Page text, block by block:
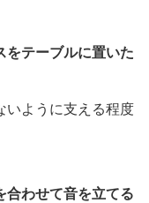
をテーブルに置いた
いように支える程度
合わせて音を立てる